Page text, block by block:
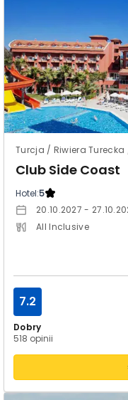
Turcja / Riwiera Turecka
Club Side Coast
Hotel:5
20.10.2027 -
All Inclusive
Dobry
518 opinii
7.2